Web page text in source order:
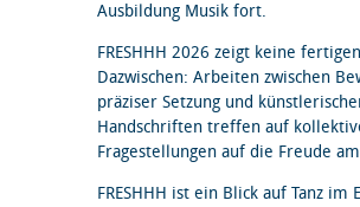
Ausbildung Musik fort.
FRESHHH 2026 zeigt keine
Dazwischen: Arbeiten zwischen
präziser Setzung und
Handschriften treffen auf
Fragestellungen auf die Freude
FRESHHH ist ein Blick auf Tanz im